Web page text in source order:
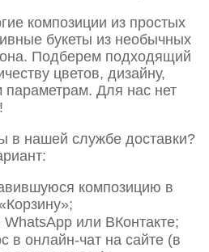
композиции из простых
букеты из необычных
Подберем подходящий
цветов, дизайну,
Для нас нет
в нашей службе доставки?
композицию в
или ВКонтакте;
в онлайн-чат на сайте (в